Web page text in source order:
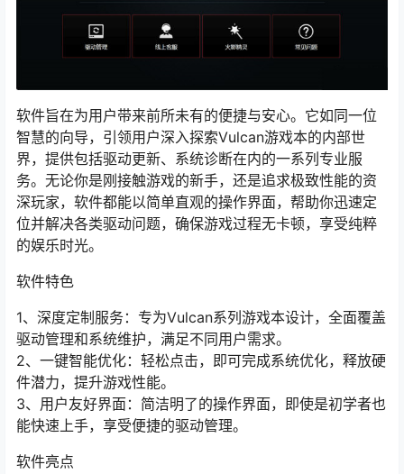
软件旨在为用户带来前所未有的便捷与安心。它如同一位
智慧的向导，引领用户深入探索Vulcan游戏本的内部世
界，提供包括驱动更新、系统诊断在内的一系列专业服
务。无论你是刚接触游戏的新手，还是追求极致性能的资
深玩家，软件都能以简单直观的操作界面，帮助你迅速定
位并解决各类驱动问题，确保游戏过程无卡顿，享受纯粹
的娱乐时光。
软件特色
1、深度定制服务：专为Vulcan系列游戏本设计，全面覆盖
驱动管理和系统维护，满足不同用户需求。
2、一键智能优化：轻松点击，即可完成系统优化，释放硬
件潜力，提升游戏性能。
3、用户友好界面：简洁明了的操作界面，即使是初学者也
能快速上手，享受便捷的驱动管理。
软件亮点